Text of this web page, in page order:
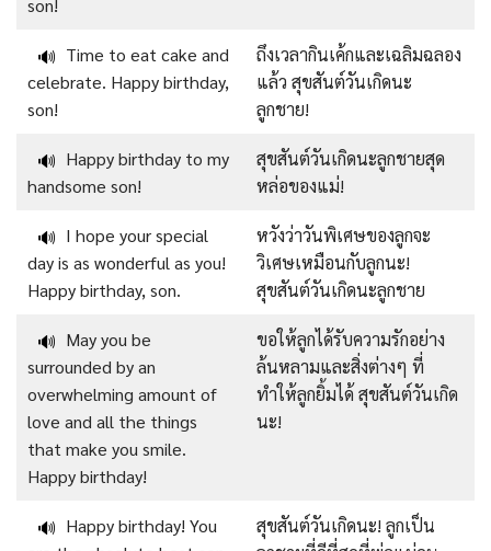
son!
🔊 Time to eat cake and
celebrate. Happy birthday,
son!
ถึงเวลากินเค้กและเฉลิมฉลอง
แล้ว สุขสันต์วันเกิดนะ
ลูกชาย!
🔊 Happy birthday to my
handsome son!
สุขสันต์วันเกิดนะลูกชายสุด
หล่อของแม่!
🔊 I hope your special
day is as wonderful as you!
Happy birthday, son.
หวังว่าวันพิเศษของลูกจะ
วิเศษเหมือนกับลูกนะ!
สุขสันต์วันเกิดนะลูกชาย
🔊 May you be
surrounded by an
overwhelming amount of
love and all the things
that make you smile.
Happy birthday!
ขอให้ลูกได้รับความรักอย่าง
ล้นหลามและสิ่งต่างๆ ที่
ทำให้ลูกยิ้มได้ สุขสันต์วันเกิด
นะ!
🔊 Happy birthday! You
สุขสันต์วันเกิดนะ! ลูกเป็น